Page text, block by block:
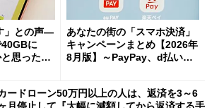
」との声―
40GBに
と思った」
あなたの街の「スマホ決済」
キャンペーンまとめ【2026年
8月版】～PayPay、d払い、a
ードローン50万円以上の人は、返済を3～6